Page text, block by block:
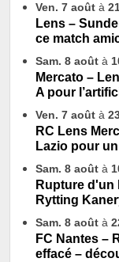
Ven. 7 août à
Lens –
ce match
Sam. 8 août à
Mercato –
A pour
Ven. 7 août à
RC Lens
Lazio pour
Sam. 8 août à
Rupture d'un
Rytting
Sam. 8 août à
FC Nantes –
effacé –